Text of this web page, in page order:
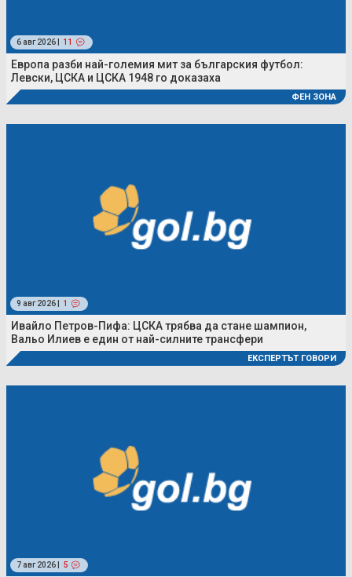
6 авг 2026 | 11
Европа разби най-големия мит за българския футбол:
Левски, ЦСКА и ЦСКА 1948 го доказаха
ФЕН ЗОНА
9 авг 2026 | 1
Ивайло Петров-Пифа: ЦСКА трябва да стане шампион,
Вальо Илиев е един от най-силните трансфери
ЕКСПЕРТЪТ ГОВОРИ
7 авг 2026 | 5